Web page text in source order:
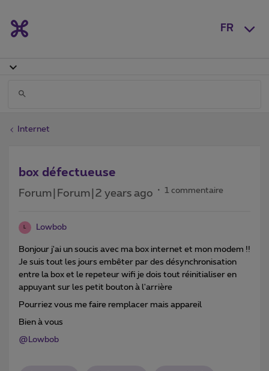
FR
Internet
box défectueuse
Forum|Forum|2 years ago 1 commentaire
L Lowbob
Bonjour j'ai un soucis avec ma box internet et mon modem !!
Je suis tout les jours embêter par des désynchronisation
entre la box et le repeteur wifi je dois tout réinitialiser en
appuyant sur les petit bouton à l'arrière
Pourriez vous me faire remplacer mais appareil
Bien à vous
@Lowbob